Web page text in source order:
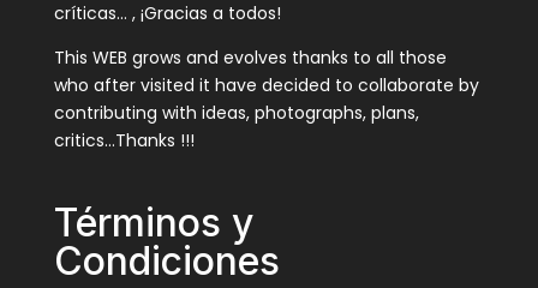
críticas… , ¡Gracias a todos!
This WEB grows and evolves thanks to all those
who after visited it have decided to collaborate by
contributing with ideas, photographs, plans,
critics…Thanks !!!
Términos y
Condiciones